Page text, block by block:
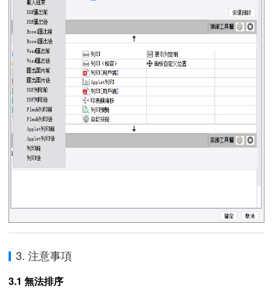
3. 注意事項
3.1 無法排序